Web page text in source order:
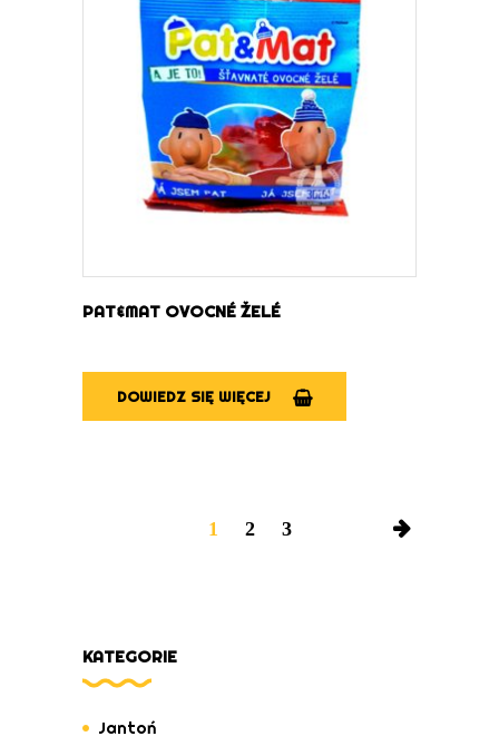
DOWIEDZ SIĘ WIĘCEJ
PAT&MAT OVOCNÉ ŽELÉ
DOWIEDZ SIĘ WIĘCEJ
1 2 3
KATEGORIE
Jantoń